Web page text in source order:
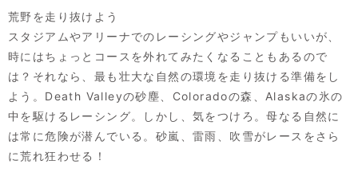
荒野を走り抜けよう
スタジアムやアリーナでのレーシングやジャンプもいいが、
時にはちょっとコースを外れてみたくなることもあるので
は？それなら、最も壮大な自然の環境を走り抜ける準備をし
よう。Death Valleyの砂塵、Coloradoの森、Alaskaの氷の
中を駆けるレーシング。しかし、気をつけろ。母なる自然に
は常に危険が潜んでいる。砂嵐、雷雨、吹雪がレースをさら
に荒れ狂わせる！